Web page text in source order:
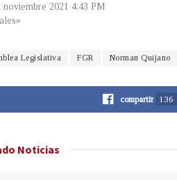
noviembre 2021 4:43 PM
Legislativa FGR Norman Quijano
compartir 136
Noticias